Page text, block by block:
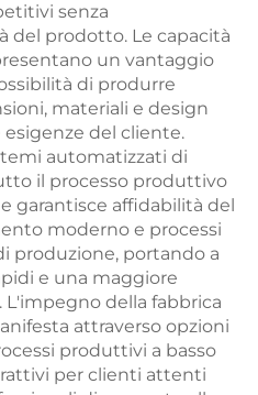
senza
del prodotto. Le capacità
un vantaggio
di produrre
materiali e design
del cliente.
automatizzati di
il processo produttivo
garantisce affidabilità del
moderno e processi
produzione, portando a
e una maggiore
della fabbrica
attraverso opzioni
produttivi a basso
per clienti attenti